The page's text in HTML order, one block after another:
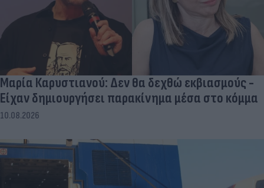
Μαρία Καρυστιανού: Δεν θα δεχθώ εκβιασμούς -
Είχαν δημιουργήσει παρακίνημα μέσα στο κόμμα
10.08.2026